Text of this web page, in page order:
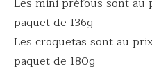
paquet de 136g
Les croquetas sont au
paquet de 180g